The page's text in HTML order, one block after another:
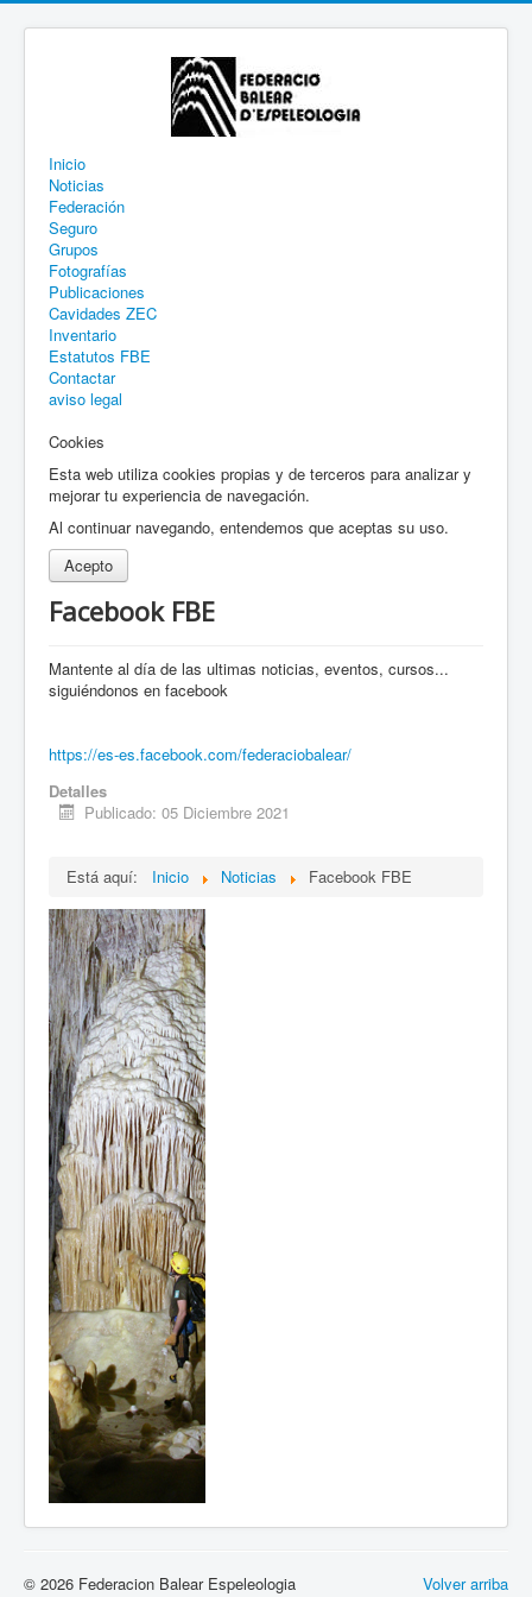
Inicio
Noticias
Federación
Seguro
Grupos
Fotografías
Publicaciones
Cavidades ZEC
Inventario
Estatutos FBE
Contactar
aviso legal
Cookies
Esta web utiliza cookies propias y de terceros para analizar y
mejorar tu experiencia de navegación.
Al continuar navegando, entendemos que aceptas su uso.
Acepto
Facebook FBE
Mantente al día de las ultimas noticias, eventos, cursos...
siguiéndonos en facebook
https://es-es.facebook.com/federaciobalear/
Detalles
Publicado: 05 Diciembre 2021
Está aquí: Inicio Noticias Facebook FBE
Volver arriba
© 2026 Federacion Balear Espeleologia